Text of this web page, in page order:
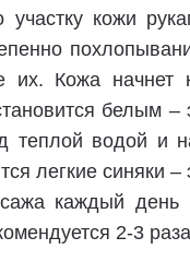
участку кожи
их. Кожа начнет
белым –
теплой водой и
легкие синяки –
каждый
2-3